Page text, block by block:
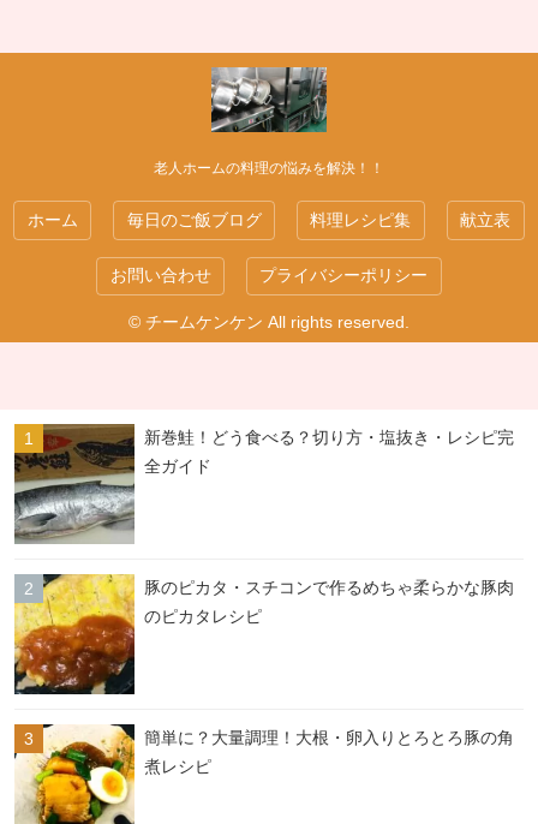
老人ホームの料理の悩みを解決！！
ホーム 毎日のご飯ブログ 料理レシピ集 献立表
お問い合わせ プライバシーポリシー
© チームケンケン All rights reserved.
新巻鮭！どう食べる？切り方・塩抜き・レシピ完
全ガイド
豚のピカタ・スチコンで作るめちゃ柔らかな豚肉
のピカタレシピ
簡単に？大量調理！大根・卵入りとろとろ豚の角
煮レシピ